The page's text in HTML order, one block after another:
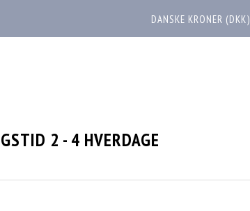
DANSKE KRONER (DKK)
2 - 4 HVERDAGE